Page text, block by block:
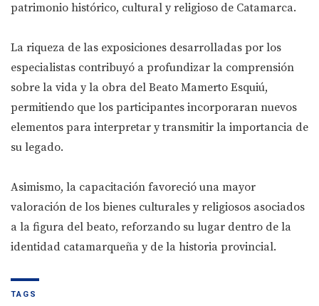
patrimonio histórico, cultural y religioso de Catamarca.
La riqueza de las exposiciones desarrolladas por los
especialistas contribuyó a profundizar la comprensión
sobre la vida y la obra del Beato Mamerto Esquiú,
permitiendo que los participantes incorporaran nuevos
elementos para interpretar y transmitir la importancia de
su legado.
Asimismo, la capacitación favoreció una mayor
valoración de los bienes culturales y religiosos asociados
a la figura del beato, reforzando su lugar dentro de la
identidad catamarqueña y de la historia provincial.
TAGS